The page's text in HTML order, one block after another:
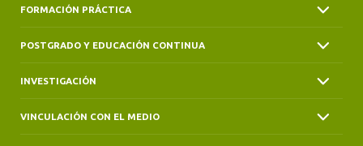
FORMACIÓN PRÁCTICA
POSTGRADO Y EDUCACIÓN CONTINUA
INVESTIGACIÓN
VINCULACIÓN CON EL MEDIO